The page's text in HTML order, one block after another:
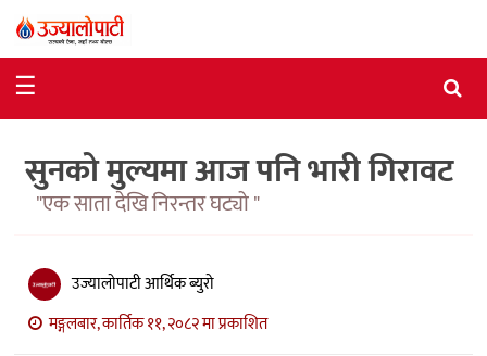
राजनीति
विशेष
आर्थिक
अन्तर्वार्ता
☰
सुनको मुल्यमा आज पनि भारी गिरावट
"एक साता देखि निरन्तर घट्यो "
उज्यालोपाटी आर्थिक ब्युरो
मङ्गलबार, कार्तिक ११, २०८२ मा प्रकाशित